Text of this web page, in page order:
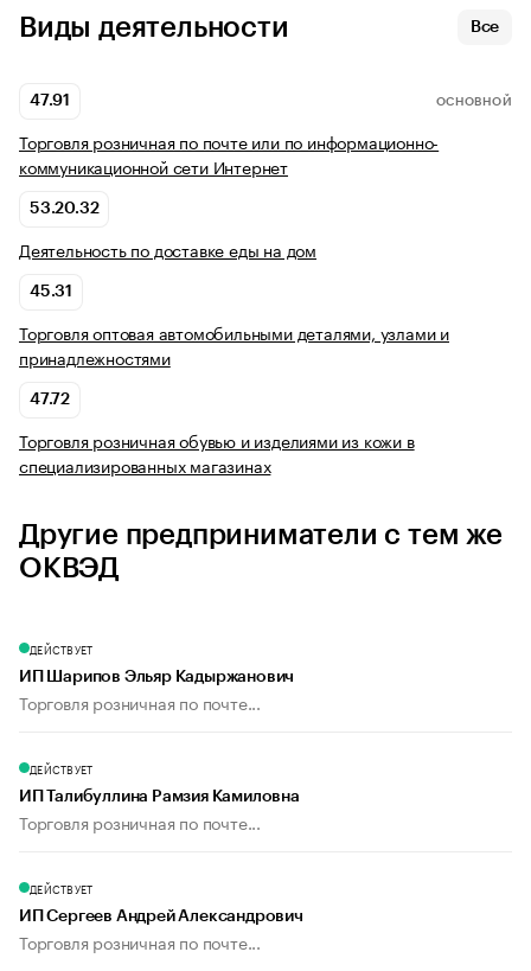
Виды деятельности Все
47.91 ОСНОВНОЙ
Торговля розничная по почте или по информационно-
коммуникационной сети Интернет
53.20.32
Деятельность по доставке еды на дом
45.31
Торговля оптовая автомобильными деталями, узлами и
принадлежностями
47.72
Торговля розничная обувью и изделиями из кожи в
специализированных магазинах
Другие предприниматели с тем же
ОКВЭД
ДЕЙСТВУЕТ
ИП Шарипов Эльяр Кадыржанович
Торговля розничная по почте...
ДЕЙСТВУЕТ
ИП Талибуллина Рамзия Камиловна
Торговля розничная по почте...
ДЕЙСТВУЕТ
ИП Сергеев Андрей Александрович
Торговля розничная по почте...